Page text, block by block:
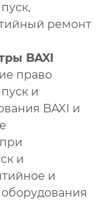
ремонт
BAXI
право
и
BAXI и
и
и